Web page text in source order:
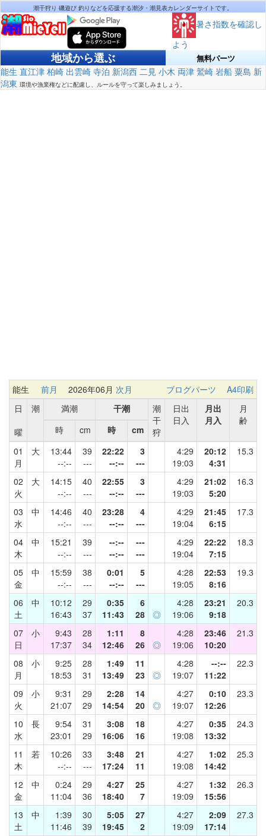
潮干狩り 磯遊び 釣りなどを応援する潮汐・潮見表カレンダーサイトです。
暑さ指数を確認し
よう
地域から選ぶ 無料パーツ
能生 直江津 柏崎 出雲崎 寺泊 新潟西 二見 小木 両津 鷲崎 岩船 粟島 新
潟東 環境や漁業権などに配慮し、ルールを守って楽しみましょう。
能生 前月 2026年06月 次月 ブログパーツ
A4印刷
日
曜
潮 満潮 干潮
潮
干
狩
日出
日入
月出
月入
月
齢
時
cm 時
cm
01
月
大
13:44
--:--
39
---
22:22
--:--
3
---
4:29
19:03
20:12
4:31
15.3
02
火
大
14:15
--:--
40
---
22:55
--:--
3
---
4:29
19:03
21:02
5:20
16.3
03
水
中
14:46
--:--
40
---
23:28
--:--
4
---
4:29
19:04
21:45
6:15
17.3
04
木
中
15:21
--:--
39
---
--:--
--:--
---
---
4:29
19:04
22:22
7:15
18.3
05
金
中
15:59
--:--
38
---
0:01
--:--
5
---
4:28
19:05
22:53
8:16
19.3
06
土
中
10:12
16:43
29
37
0:35
11:43
6
28
◎
4:28
19:06
23:21
9:18
20.3
07
日
小
9:43
17:37
28
34
1:11
12:46
8
26
◎
4:28
19:06
23:46
10:20
21.3
08
月
小
9:25
18:53
28
31
1:49
13:49
11
23
◎
4:28
19:07
--:--
11:22
22.3
09
火
小
9:31
21:07
29
29
2:28
14:54
14
20
◎
4:27
19:07
0:10
12:26
23.3
10
水
長
9:54
23:01
31
29
3:08
16:06
18
16
4:27
19:08
0:35
13:32
24.3
11
木
若
10:26
--:--
33
---
3:48
17:24
21
11
4:27
19:08
1:02
14:42
25.3
12
金
中
0:24
11:04
29
36
4:27
18:40
25
7
4:27
19:09
1:32
15:56
26.3
13
土
中
1:39
11:46
30
39
5:05
19:45
27
2
4:27
19:09
2:09
17:14
27.3